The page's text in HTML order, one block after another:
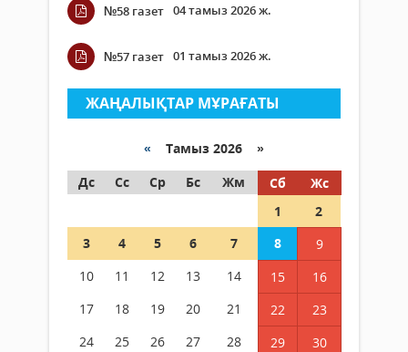
№58 газет 04 тамыз 2026 ж.
№57 газет 01 тамыз 2026 ж.
ЖАҢАЛЫҚТАР МҰРАҒАТЫ
« Тамыз 2026 »
Дс
Сс Ср Бс Жм Сб
Жс
1
2
3
4 5 6 7 8
9
10
11 12 13 14 15
16
17
18 19 20 21 22
23
24
25 26 27 28 29
30